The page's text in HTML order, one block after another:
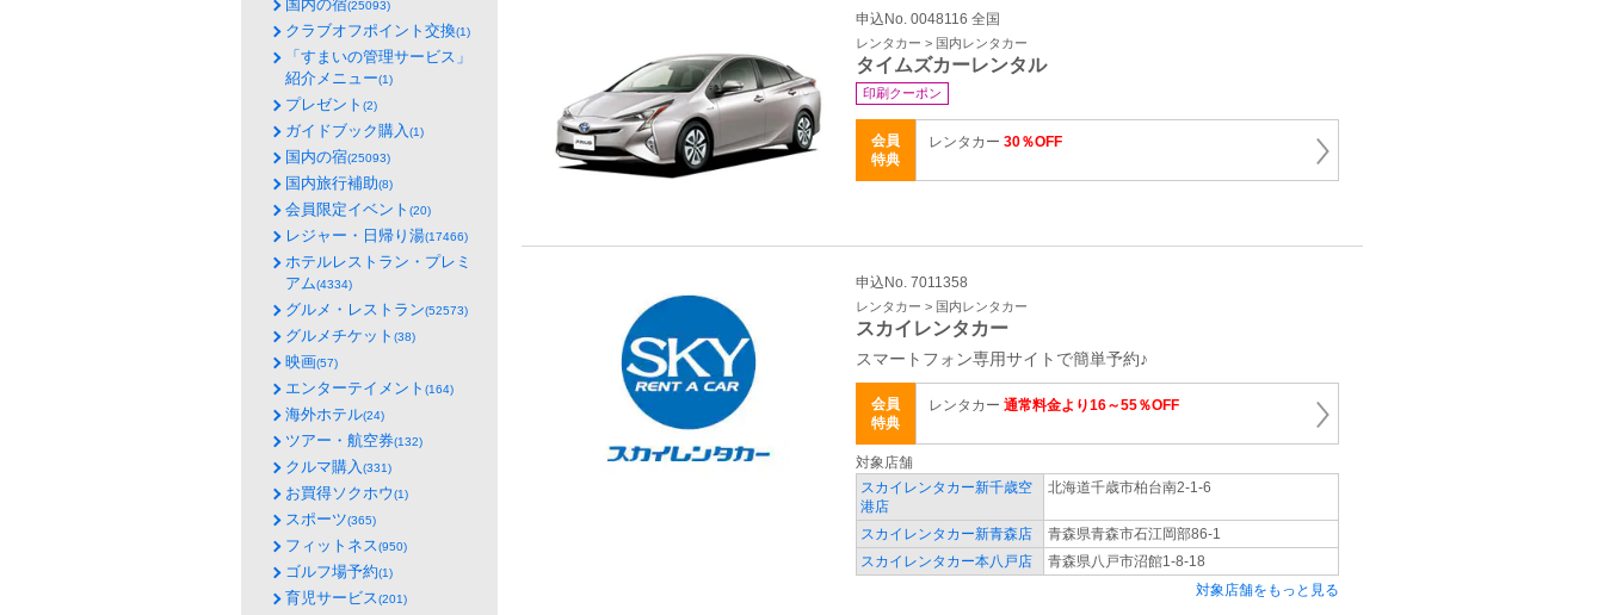
申込No. 0048116 全国
レンタカー > 国内レンタカー
タイムズカーレンタル
印刷クーポン
会員
特典
レンタカー 30％OFF
申込No. 7011358
レンタカー > 国内レンタカー
スカイレンタカー
スマートフォン専用サイトで簡単予約♪
会員
特典
レンタカー 通常料金より16～55％OFF
対象店舗
スカイレンタカー新千歳空
港店
北海道千歳市柏台南2-1-6
スカイレンタカー新青森店
青森県青森市石江岡部86-1
スカイレンタカー本八戸店
青森県八戸市沼館1-8-18
対象店舗をもっと見る
国内の宿(25093)
クラブオフポイント交換(1)
「すまいの管理サービス」
紹介メニュー(1)
プレゼント (2)
ガイドブック購入(1)
国内の宿(25093)
国内旅行補助(8)
会員限定イベント (20)
レジャー・日帰り湯(17466)
ホテルレストラン・プレミ
アム(4334)
グルメ・レストラン(52573)
グルメチケット (38)
映画(57)
エンターテイメント (164)
海外ホテル(24)
ツアー・航空券(132)
クルマ購入(331)
お買得ソクホウ(1)
スポーツ(365)
フィットネス(950)
ゴルフ場予約(1)
育児サービス(201)